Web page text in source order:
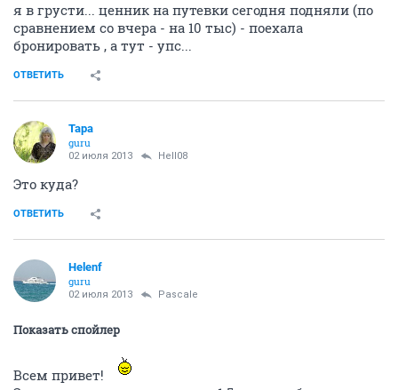
я в грусти... ценник на путевки сегодня подняли (по
сравнением со вчера - на 10 тыс) - поехала
бронировать , а тут - упс...
ОТВЕТИТЬ
Тара
guru
02 июля 2013 Hell08
Это куда?
ОТВЕТИТЬ
Helenf
guru
02 июля 2013 Pascale
Показать спойлер
Всем привет!